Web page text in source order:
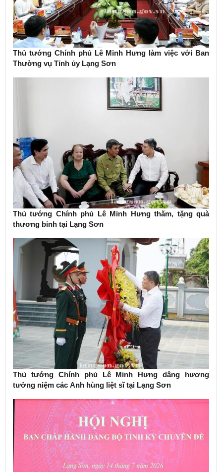
Thủ tướng Chính phủ Lê Minh Hưng làm việc với Ban
Thường vụ Tỉnh ủy Lạng Sơn
Thủ tướng Chính phủ Lê Minh Hưng thăm, tặng quà
thương binh tại Lạng Sơn
Thủ tướng Chính phủ Lê Minh Hưng dâng hương
tưởng niệm các Anh hùng liệt sĩ tại Lạng Sơn